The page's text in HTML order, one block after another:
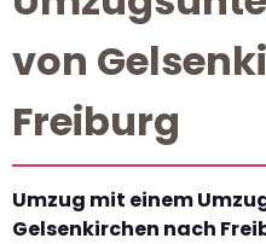
von
Freiburg
Umzug mit einem
Gelsenkirchen nach